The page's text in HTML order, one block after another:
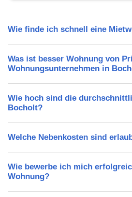
Wie finde ich schnell eine
Was ist besser Wohnung von
Wohnungsunternehmen in
Wie hoch sind die
Bocholt?
Welche Nebenkosten sind
Wie bewerbe ich mich
Wohnung?